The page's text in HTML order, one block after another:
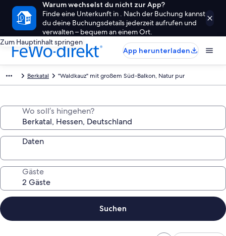
Warum wechselst du nicht zur App?
Finde eine Unterkunft in . Nach der Buchung kannst
du deine Buchungsdetails jederzeit aufrufen und
verwalten – bequem an einem Ort.
Zum Hauptinhalt springen
App herunterladen
Berkatal "Waldkauz" mit großem Süd-Balkon, Natur pur
Wo soll’s hingehen?
Daten
Gäste
Suchen